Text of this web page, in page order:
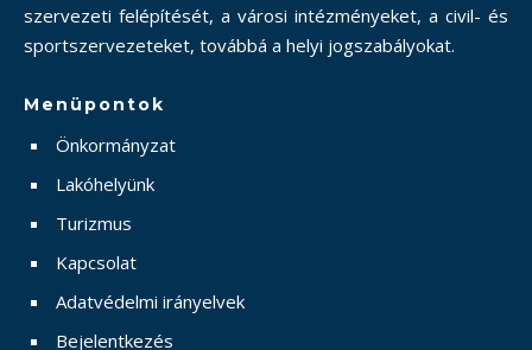
szervezeti felépítését, a városi intézményeket, a civil- és
sportszervezeteket, továbbá a helyi jogszabályokat.
Menüpontok
Önkormányzat
Lakóhelyünk
Turizmus
Kapcsolat
Adatvédelmi irányelvek
Bejelentkezés